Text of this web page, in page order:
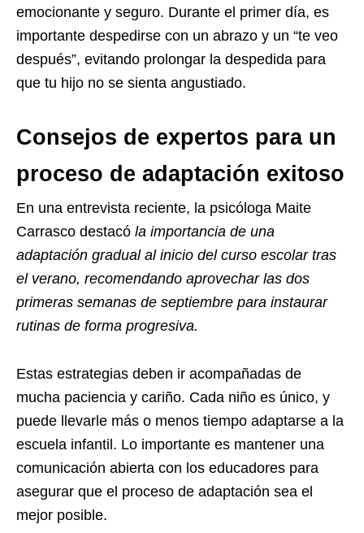
emocionante y seguro. Durante el primer día, es
importante despedirse con un abrazo y un “te veo
después”, evitando prolongar la despedida para
que tu hijo no se sienta angustiado.
Consejos de expertos para un
proceso de adaptación exitoso
En una entrevista reciente, la psicóloga Maite
Carrasco destacó la importancia de una
adaptación gradual al inicio del curso escolar tras
el verano, recomendando aprovechar las dos
primeras semanas de septiembre para instaurar
rutinas de forma progresiva.
Estas estrategias deben ir acompañadas de
mucha paciencia y cariño. Cada niño es único, y
puede llevarle más o menos tiempo adaptarse a la
escuela infantil. Lo importante es mantener una
comunicación abierta con los educadores para
asegurar que el proceso de adaptación sea el
mejor posible.